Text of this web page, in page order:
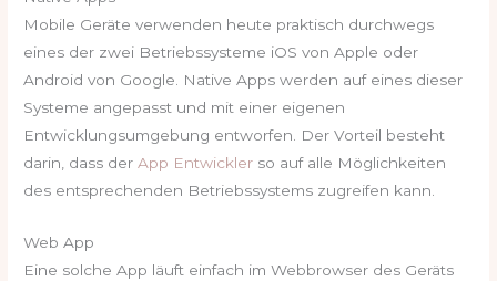
Mobile Geräte verwenden heute praktisch durchwegs
eines der zwei Betriebssysteme iOS von Apple oder
Android von Google. Native Apps werden auf eines dieser
Systeme angepasst und mit einer eigenen
Entwicklungsumgebung entworfen. Der Vorteil besteht
darin, dass der App Entwickler so auf alle Möglichkeiten
des entsprechenden Betriebssystems zugreifen kann.
Web App
Eine solche App läuft einfach im Webbrowser des Geräts